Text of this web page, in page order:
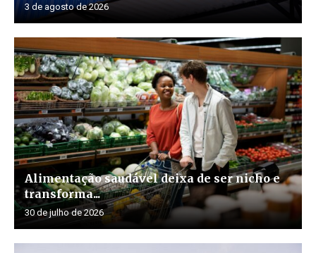
3 de agosto de 2026
Alimentação saudável deixa de ser nicho e
transforma...
30 de julho de 2026